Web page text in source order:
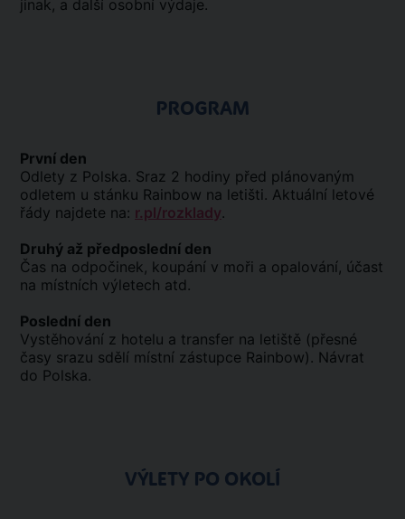
jinak, a další osobní výdaje.
PROGRAM
První den
Odlety z Polska. Sraz 2 hodiny před plánovaným
odletem u stánku Rainbow na letišti. Aktuální letové
řády najdete na: r.pl/rozklady.
Druhý až předposlední den
Čas na odpočinek, koupání v moři a opalování, účast
na místních výletech atd.
Poslední den
Vystěhování z hotelu a transfer na letiště (přesné
časy srazu sdělí místní zástupce Rainbow). Návrat
do Polska.
VÝLETY PO OKOLÍ